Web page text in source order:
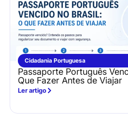
Cidadania Portuguesa
Passaporte Português
Que Fazer Antes de Viajar
Ler artigo